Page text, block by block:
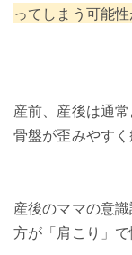
ってしまう可能
産前、産後は通
骨盤が歪みやすく
産後のママの意
方が「肩こり」